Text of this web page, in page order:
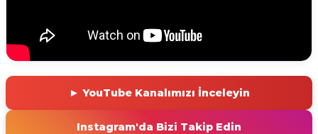
► YouTube Kanalımızı İnceleyin
Instagram'da Bizi Takip Edin